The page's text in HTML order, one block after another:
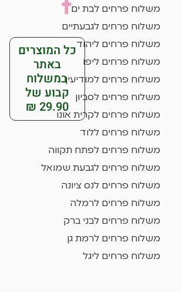
משלוח פרחים לבת ים
משלוח פרחים לגבעתיים
משלוח פרחים ליהוד
משלוח פרחים ליפו
משלוח פרחים למודיעין
משלוח פרחים לסביון
משלוח פרחים לקרית אונו
משלוח פרחים ללוד
משלוח פרחים לפתח תקווה
משלוח פרחים לגבעת שמואל
משלוח פרחים לנס ציונה
משלוח פרחים לרמלה
משלוח פרחים לבני ברק
משלוח פרחים לרמת גן
משלוח פרחים ליגל
כל המוצרים
באתר
במשלוח
קבוע של
29.90 ₪